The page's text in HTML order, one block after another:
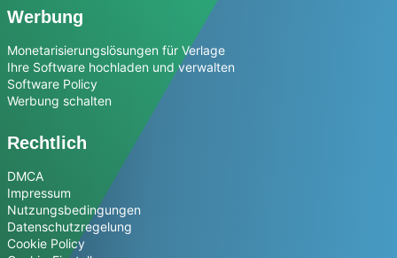
Werbung
Monetarisierungslösungen für Verlage
Ihre Software hochladen und verwalten
Software Policy
Werbung schalten
Rechtlich
DMCA
Impressum
Nutzungsbedingungen
Datenschutzregelung
Cookie Policy